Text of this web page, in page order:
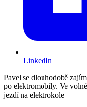
LinkedIn
Pavel se dlouhodobě
po elektromobily. Ve
jezdí na elektrokole.